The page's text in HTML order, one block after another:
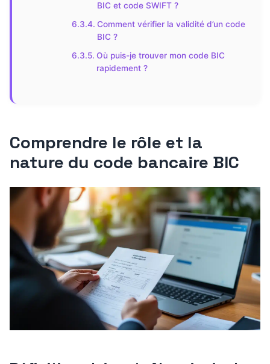
BIC et code SWIFT ?
Comment vérifier la validité d’un code
BIC ?
Où puis-je trouver mon code BIC
rapidement ?
Comprendre le rôle et la
nature du code bancaire BIC